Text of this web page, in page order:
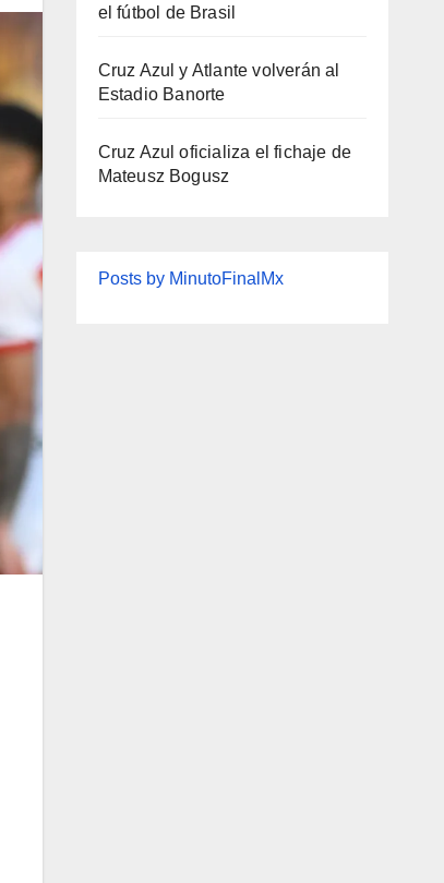
el fútbol de Brasil
Cruz Azul y Atlante volverán al
Estadio Banorte
Cruz Azul oficializa el fichaje de
Mateusz Bogusz
Posts by MinutoFinalMx